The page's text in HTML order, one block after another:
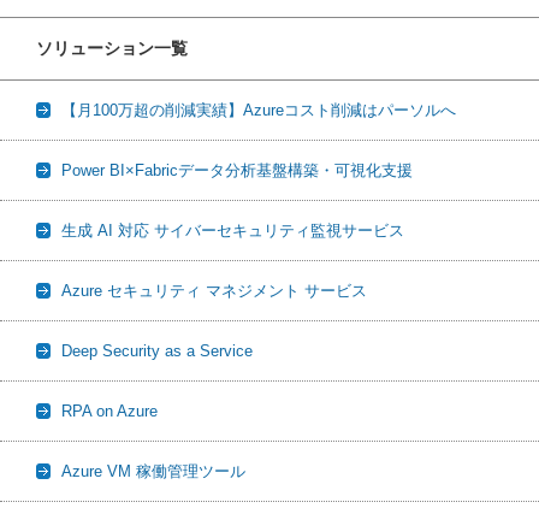
ソリューション一覧
【月100万超の削減実績】Azureコスト削減はパーソルへ
Power BI×Fabricデータ分析基盤構築・可視化支援
生成 AI 対応 サイバーセキュリティ監視サービス
Azure セキュリティ マネジメント サービス
Deep Security as a Service
RPA on Azure
Azure VM 稼働管理ツール